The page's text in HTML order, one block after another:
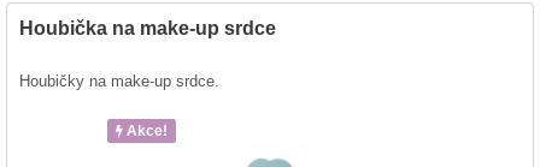
Houbička na make-up srdce
Houbičky na make-up srdce.
Akce!